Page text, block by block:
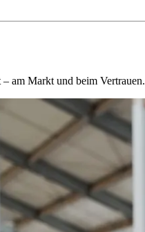
am Markt und beim Vertrauen.